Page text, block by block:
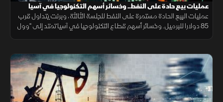
عمليات بيع حادة على النفط.. وخسائر أسهم التكنولوجيا في آسيا
تمتد لـ"وول ستريت"
عمليات البيع الحادة مستمرة على النفط للجلسة الثالثة، وبرنت يتداول قرب
85 دولارا للبرميل. وخسائر أسهم قطاع التكنولوجيا في آسيا تمتد إلى "وول